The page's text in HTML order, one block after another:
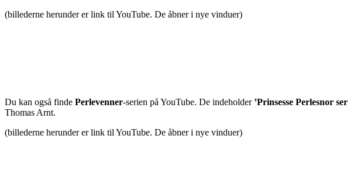
(billederne herunder er link til YouTube. De åbner i nye vinduer)
Du kan også finde Perlevenner-serien på YouTube. De indeholder ’Prinsesse Perlesnor
Thomas Arnt.
(billederne herunder er link til YouTube. De åbner i nye vinduer)